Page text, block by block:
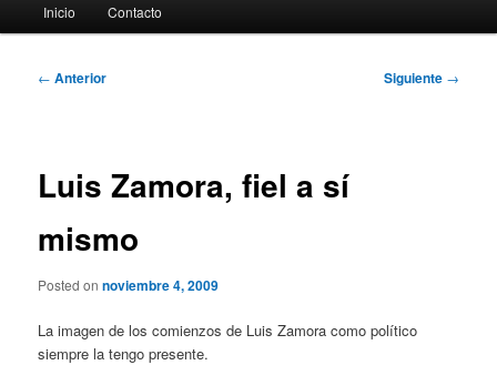
principal
Inicio Contacto
Navegación
← Anterior Siguiente →
Luis Zamora, fiel a sí
mismo
Posted onnoviembre 4, 2009
La imagen de los comienzos de Luis Zamora como político
siempre la tengo presente.